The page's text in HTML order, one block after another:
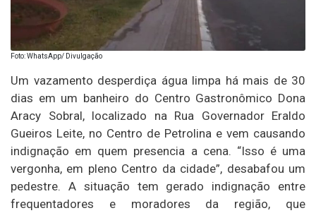
Foto: WhatsApp/ Divulgação
Um vazamento desperdiça água limpa há mais de 30
dias em um banheiro do Centro Gastronômico Dona
Aracy Sobral, localizado na Rua Governador Eraldo
Gueiros Leite, no Centro de Petrolina e vem causando
indignação em quem presencia a cena. “Isso é uma
vergonha, em pleno Centro da cidade”, desabafou um
pedestre. A situação tem gerado indignação entre
frequentadores e moradores da região, que